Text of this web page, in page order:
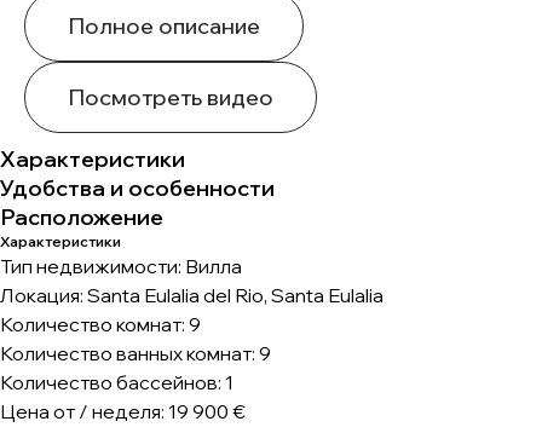
Полное описание
Посмотреть видео
Характеристики
Удобства и особенности
Расположение
Характеристики
Тип недвижимости: Вилла
Локация: Santa Eulalia del Rio, Santa Eulalia
Количество комнат: 9
Количество ванных комнат: 9
Количество бассейнов: 1
Цена от / неделя: 19 900 €